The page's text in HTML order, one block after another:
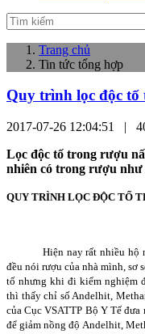
Trang chủ
Tin tức tổng hợp
Quy trình lọc độc
2017-07-26 12:04:51 |
Lọc độc tố trong rượu
nhiên có trong rượu như
QUY TRÌNH LỌC ĐỘC TỐ
Hiện nay rất nhiều hộ nấu
đều nói rượu của nhà mình, sơ
tố nhưng khi đi kiểm nghiệm
thì thấy chỉ số Andelhit,
của Cục VSATTP Bộ Y Tế
để giảm nồng độ Andelhit,